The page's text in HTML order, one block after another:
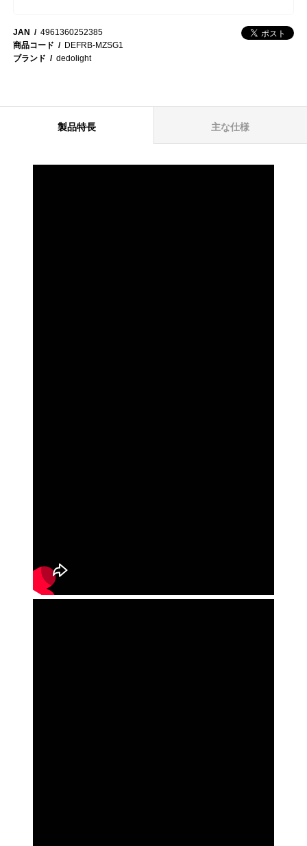
JAN
4961360252385
商品コード
DEFRB-MZSG1
ブランド
dedolight
製品特長 主な仕様